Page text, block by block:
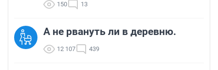
150 13
А не рвануть ли в деревню.
12 107 439